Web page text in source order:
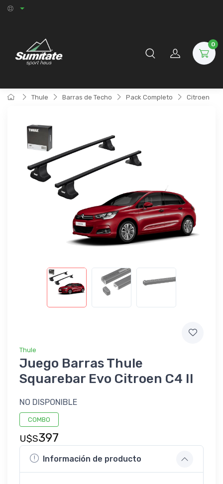
0
Thule Barras de Techo Pack Completo Citroen
Thule
Juego Barras Thule
Squarebar Evo Citroen C4 II
NO DISPONIBLE
COMBO
U$S397
Información de producto